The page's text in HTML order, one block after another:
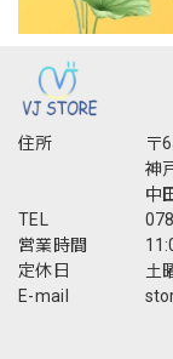
住所
〒
神
中
TEL
営業時間
定休日
土
E-mail